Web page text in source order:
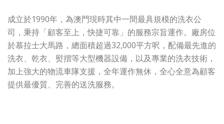
成立於1990年，為澳門現時其中一間最具規模的洗衣公
司，秉持「顧客至上，快捷可靠」的服務宗旨運作。廠房位
於慕拉士大馬路，總面積超過32,000平方呎，配備最先進的
洗衣、乾衣、熨摺等大型機器設備，以及專業的洗衣技術，
加上強大的物流車隊支援，全年運作無休，全心全意為顧客
提供最優質、完善的送洗服務。